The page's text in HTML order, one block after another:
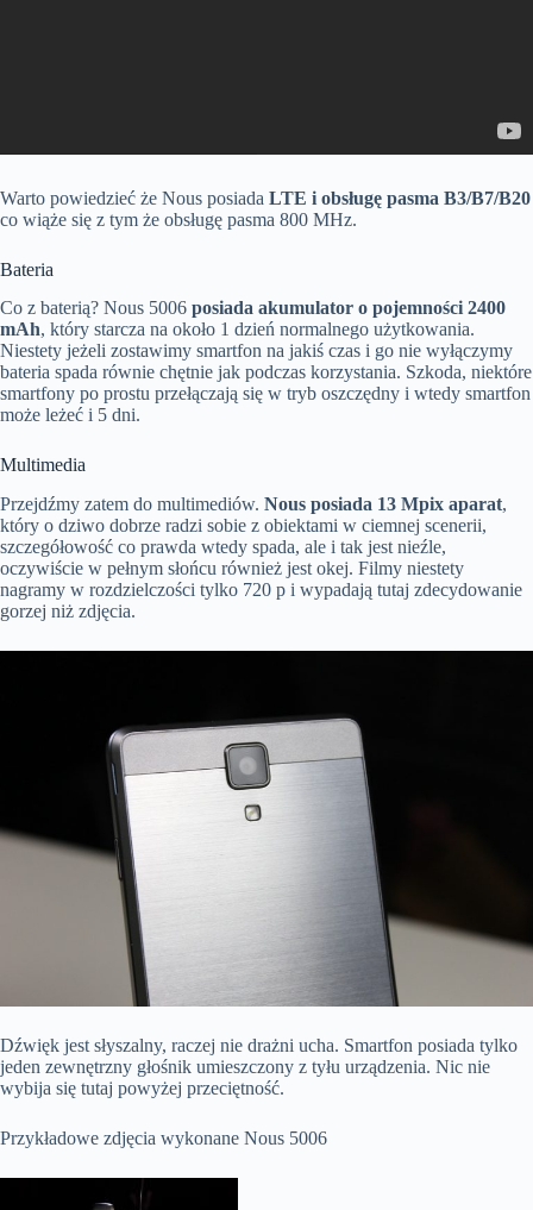
Warto powiedzieć że Nous posiada LTE i obsługę pasma B3/B7/B20
co wiąże się z tym że obsługę pasma 800 MHz.
Bateria
Co z baterią? Nous 5006 posiada akumulator o pojemności 2400
mAh, który starcza na około 1 dzień normalnego użytkowania.
Niestety jeżeli zostawimy smartfon na jakiś czas i go nie wyłączymy
bateria spada równie chętnie jak podczas korzystania. Szkoda, niektóre
smartfony po prostu przełączają się w tryb oszczędny i wtedy smartfon
może leżeć i 5 dni.
Multimedia
Przejdźmy zatem do multimediów. Nous posiada 13 Mpix aparat,
który o dziwo dobrze radzi sobie z obiektami w ciemnej scenerii,
szczegółowość co prawda wtedy spada, ale i tak jest nieźle,
oczywiście w pełnym słońcu również jest okej. Filmy niestety
nagramy w rozdzielczości tylko 720 p i wypadają tutaj zdecydowanie
gorzej niż zdjęcia.
Dźwięk jest słyszalny, raczej nie drażni ucha. Smartfon posiada tylko
jeden zewnętrzny głośnik umieszczony z tyłu urządzenia. Nic nie
wybija się tutaj powyżej przeciętność.
Przykładowe zdjęcia wykonane Nous 5006